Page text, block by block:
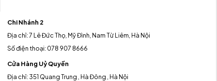
Chi Nhánh 2
Địa chỉ: 7 Lê Đức Thọ, Mỹ Đình, Nam Từ Liêm, Hà Nội
Số điện thoại: 078 907 8666
Cửa Hàng Uỷ Quyền
Địa chỉ: 351 Quang Trung , Hà Đông , Hà Nội